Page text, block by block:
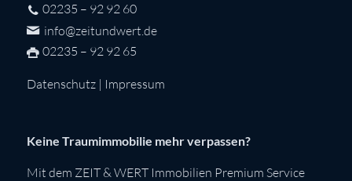
02235 – 92 92 60
info@zeitundwert.de
02235 – 92 92 65
Datenschutz| Impressum
Keine Traumimmobilie mehr verpassen?
Mit dem ZEIT & WERT Immobilien Premium Service